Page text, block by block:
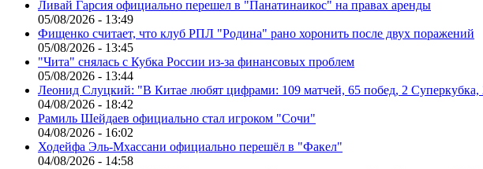
Ливай Гарсия официально перешел в "Панатинаикос" на правах аренды
05/08/2026 - 13:49
Фищенко считает, что клуб РПЛ "Родина" рано хоронить после двух поражений
05/08/2026 - 13:45
"Чита" снялась с Кубка России из-за финансовых проблем
05/08/2026 - 13:44
Леонид Слуцкий: "В Китае любят цифрами: 109 матчей, 65 побед, 2 Суперкубка,
04/08/2026 - 18:42
Рамиль Шейдаев официально стал игроком "Сочи"
04/08/2026 - 16:02
Ходейфа Эль-Мхассани официально перешёл в "Факел"
04/08/2026 - 14:58